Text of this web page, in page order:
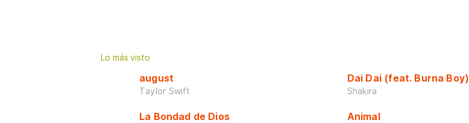
Lo más visto
august
Taylor Swift
La Bondad de Dios
Dai Dai (feat. Burna Boy)
Shakira
Animal